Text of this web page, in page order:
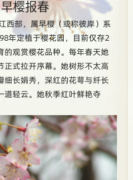
樱报春
西部，属早樱（或称彼岸）系
年定植于樱花园，目前仅存2
的观赏樱花品种。每年春天她
正式拉开序幕。她树形不太高
细长娟秀，深红的花萼与纤长
道轻云。她秋季红叶鲜艳夺